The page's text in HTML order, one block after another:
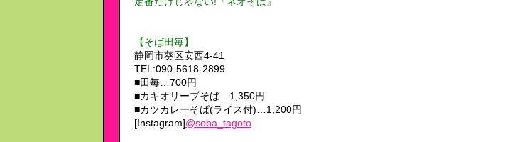
【そば田毎】
静岡市葵区安西4-41
TEL:090-5618-2899
■田毎…700円
■カキオリーブそば…1,350円
■カツカレーそば(ライス付)…1,200円
[Instagram]@soba_tagoto